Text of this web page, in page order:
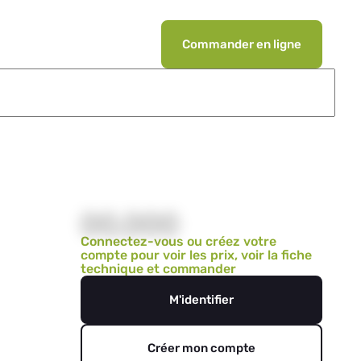
Commander en ligne
Connectez-vous ou créez votre
compte pour voir les prix, voir la fiche
technique et commander
M'identifier
Créer mon compte